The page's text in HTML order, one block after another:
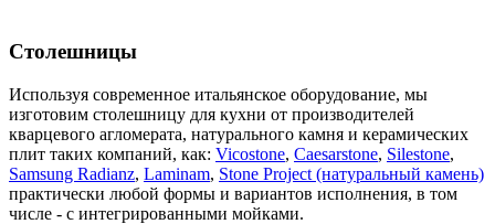
Столешницы
Используя современное итальянское оборудование, мы
изготовим столешницу для кухни от производителей
кварцевого агломерата, натурального камня и керамических
плит таких компаний, как: Vicostone, Caesarstone, Silestone,
Samsung Radianz, Laminam, Stone Project (натуральный камень)
практически любой формы и вариантов исполнения, в том
числе - с интегрированными мойками.